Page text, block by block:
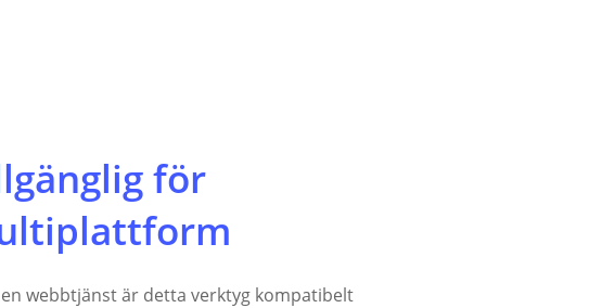
för
webbtjänst är detta verktyg kompatibelt